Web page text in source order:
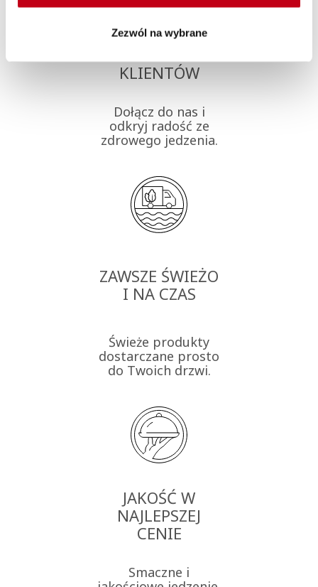
Zezwól na wybrane
TYSIĄCE
KLIENTÓW
Dołącz do nas i
odkryj radość ze
zdrowego jedzenia.
ZAWSZE ŚWIEŻO
I NA CZAS
Świeże produkty
dostarczane prosto
do Twoich drzwi.
JAKOŚĆ W
NAJLEPSZEJ
CENIE
Smaczne i